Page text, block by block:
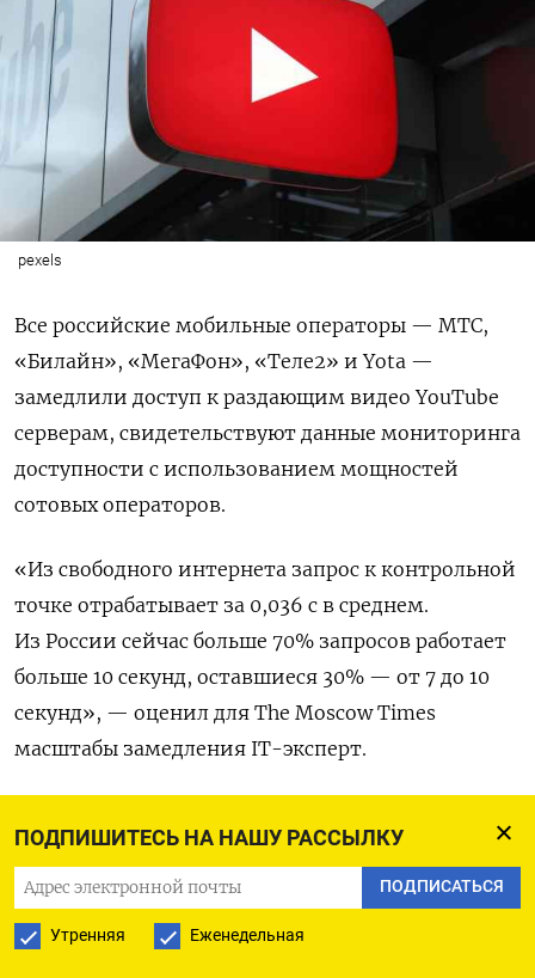
ПОДПИШИТЕСЬ НА НАШУ РАССЫЛКУ
ПОДПИСАТЬСЯ
Утренняя Еженедельная
pexels
Все российские мобильные операторы — МТС,
«Билайн», «МегаФон», «Теле2» и Yota —
замедлили доступ к раздающим видео YouTube
серверам, свидетельствуют данные мониторинга
доступности с использованием мощностей
сотовых операторов.
«Из свободного интернета запрос к контрольной
точке отрабатывает за 0,036 с в среднем.
Из России сейчас больше 70% запросов работает
больше 10 секунд, оставшиеся 30% — от 7 до 10
секунд», — оценил для The Moscow Times
масштабы замедления IT-эксперт.
усиливается с августа, «новая волна» началась
15 декабря, следует из внутренней статистики
Google. Ранее на замедление работы
видеохостинга в основном наблюдалось